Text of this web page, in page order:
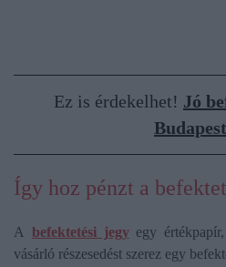
Ez is érdekelhet! Jó
Így hoz pénzt a
A befektetési jegyegy
vásárló részesedést szerez egy